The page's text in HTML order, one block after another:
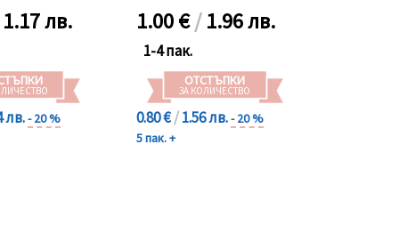
1.17 лв.
лв.- 20 %
1.00€/1.96 лв.
1-4 пак.
ОТСТЪПКИ
ЗА КОЛИЧЕСТВО
0.80 €/1.56 лв.- 20 %
5 пак. +